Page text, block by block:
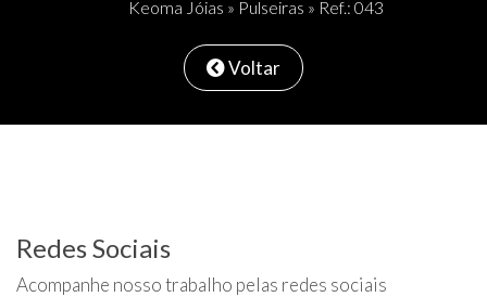
Keoma Jóias » Pulseiras » Ref.: 043
Voltar
Redes Sociais
Acompanhe nosso trabalho pelas redes sociais